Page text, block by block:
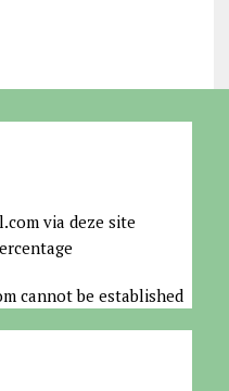
via deze site
cannot be established